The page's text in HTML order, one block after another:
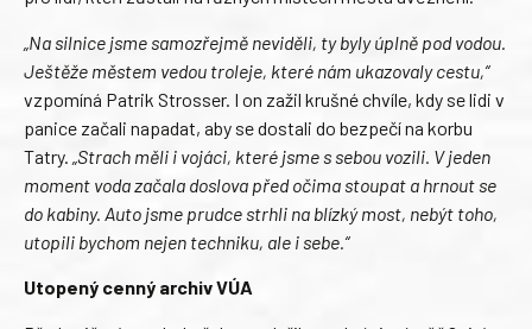
„Na silnice jsme samozřejmě neviděli, ty byly úplně pod vodou.
Ještěže městem vedou troleje, které nám ukazovaly cestu,“
vzpomíná Patrik Strosser. I on zažil krušné chvíle, kdy se lidi v
panice začali napadat, aby se dostali do bezpečí na korbu
Tatry. „Strach měli i vojáci, které jsme s sebou vozili. V jeden
moment voda začala doslova před očima stoupat a hrnout se
do kabiny. Auto jsme prudce strhli na blízký most, nebýt toho,
utopili bychom nejen techniku, ale i sebe.“
Utopený cenný archiv VÚA